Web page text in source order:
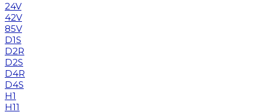
24V
42V
85V
D1S
D2R
D2S
D4R
D4S
H1
H11